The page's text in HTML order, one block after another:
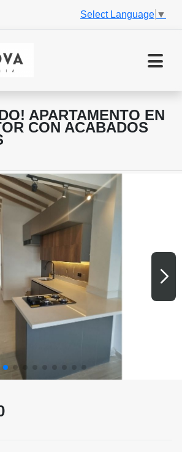
Select Language ▼
APARTAMENTO EN
CON ACABADOS